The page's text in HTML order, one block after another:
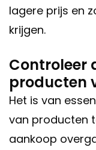
lagere prijs en
krijgen.
Controleer
producten
Het is van
van producten
aankoop